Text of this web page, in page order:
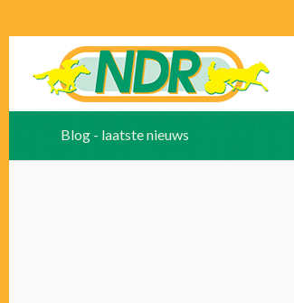
Blog - laatste nieuws